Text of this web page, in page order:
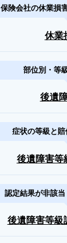
保険会社の休業損
休業
部位別・等
後遺
症状の等級と
後遺障害等
認定結果が非該
後遺障害等級